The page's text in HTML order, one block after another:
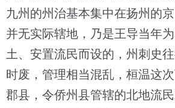
九州的州治基本集中在扬州的
并无实际辖地，乃是王导当年
土、安置流民而设的，州刺史
时废，管理相当混乱，桓温这
郡县，令侨州县管辖的北地流